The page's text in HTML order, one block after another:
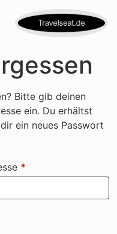
Bitte gib deinen
ein. Du erhältst
ein neues Passwort
*